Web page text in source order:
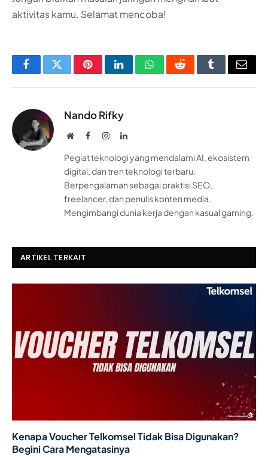
aktivitas kamu. Selamat mencoba!
FacebookTwitterPinterestLinkedInWhatsAppRedditTumblrEmail
Nando Rifky
WebsiteFacebookInstagramLinkedIn
Pegiat teknologi yang mendalami AI, ekosistem
digital, dan tren teknologi terbaru.
Berpengalaman sebagai praktisi SEO,
freelancer, dan penulis konten media.
Mengimbangi dunia kerja dengan kasual gaming.
ARTIKEL TERKAIT
Kenapa Voucher Telkomsel Tidak Bisa Digunakan?
Begini Cara Mengatasinya